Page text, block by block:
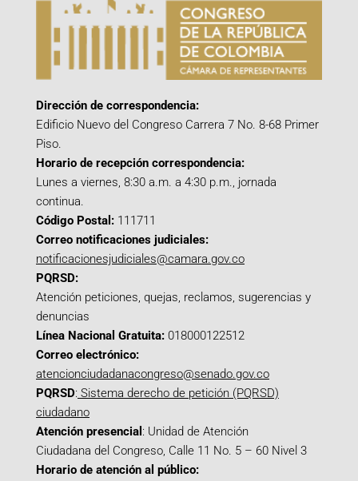
Dirección de correspondencia:
Edificio Nuevo del Congreso Carrera 7 No. 8-68 Primer
Piso.
Horario de recepción correspondencia:
Lunes a viernes, 8:30 a.m. a 4:30 p.m., jornada
continua.
Código Postal: 111711
Correo notificaciones judiciales:
notificacionesjudiciales@camara.gov.co
PQRSD:
Atención peticiones, quejas, reclamos, sugerencias y
denuncias
Línea Nacional Gratuita: 018000122512
Correo electrónico:
atencionciudadanacongreso@senado.gov.co
PQRSD: Sistema derecho de petición (PQRSD)
ciudadano
Atención presencial : Unidad de Atención
Ciudadana del Congreso, Calle 11 No. 5 – 60 Nivel 3
Horario de atención al público: